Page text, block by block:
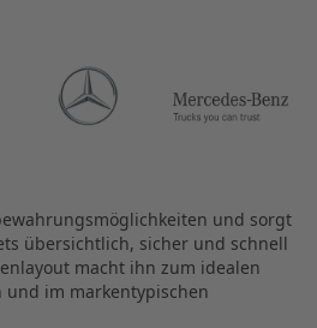
und sorgt
übersichtlich, sicher und schnell
macht ihn zum idealen
und im markentypischen